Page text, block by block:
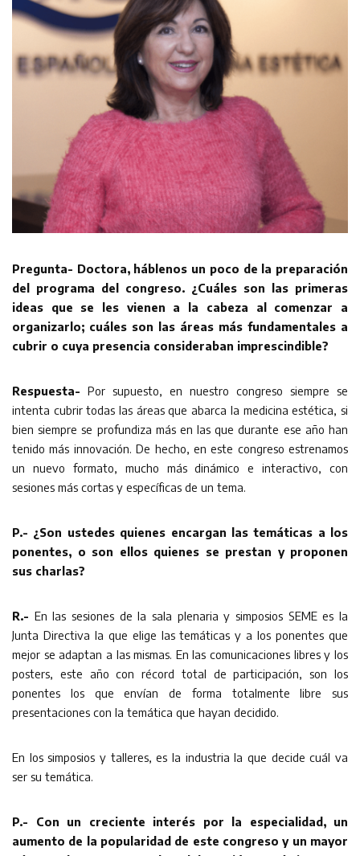
Pregunta- Doctora, háblenos un poco de la preparación
del programa del congreso. ¿Cuáles son las primeras
ideas que se les vienen a la cabeza al comenzar a
organizarlo; cuáles son las áreas más fundamentales a
cubrir o cuya presencia consideraban imprescindible?
Respuesta- Por supuesto, en nuestro congreso siempre se
intenta cubrir todas las áreas que abarca la medicina estética, si
bien siempre se profundiza más en las que durante ese año han
tenido más innovación. De hecho, en este congreso estrenamos
un nuevo formato, mucho más dinámico e interactivo, con
sesiones más cortas y específicas de un tema.
P.- ¿Son ustedes quienes encargan las temáticas a los
ponentes, o son ellos quienes se prestan y proponen
sus charlas?
R.- En las sesiones de la sala plenaria y simposios SEME es la
Junta Directiva la que elige las temáticas y a los ponentes que
mejor se adaptan a las mismas. En las comunicaciones libres y los
posters, este año con récord total de participación, son los
ponentes los que envían de forma totalmente libre sus
presentaciones con la temática que hayan decidido.
En los simposios y talleres, es la industria la que decide cuál va
ser su temática.
P.- Con un creciente interés por la especialidad, un
aumento de la popularidad de este congreso y un mayor